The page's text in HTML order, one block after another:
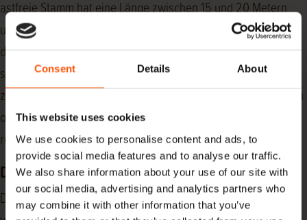
Consent Details About
This website uses cookies
We use cookies to personalise content and ads, to
provide social media features and to analyse our traffic.
We also share information about your use of our site with
our social media, advertising and analytics partners who
may combine it with other information that you’ve
astfreie Stamm hat eine Länge zwischen 15 und 20 Metern
und einen Durchmesser zwischen 40 und 90 cm. Der Großteil
des von unseren Lieferanten verarbeiteten Eschenholzes
stammt aus dem breiten Splintholz (dem Nicht-Kernholz
zwischen Rinde und Kern), dessen Farbe von weiß bis gelblich
oder hellgelb-braun variiert. Die Textur dieses Holzes ist
relativ grob.
Dauerhaftigkeitsklasse
Die Dauerhaftigkeit einer Holzart wird durch eine Einstufung